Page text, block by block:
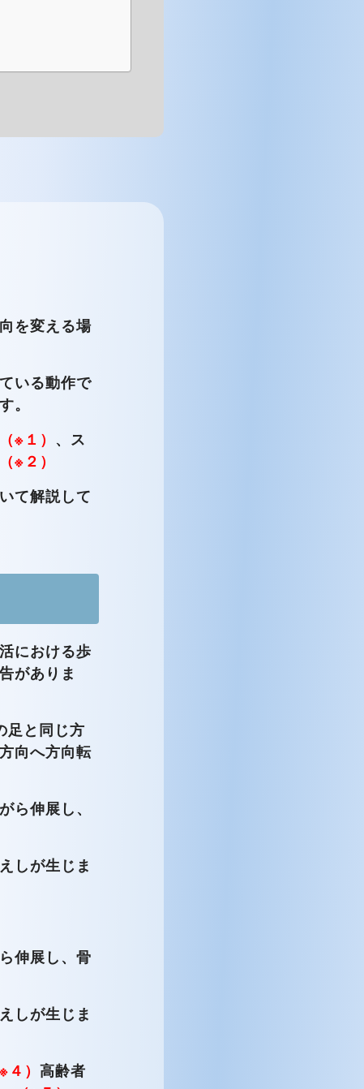
を変える場
いる動作で
。
（※１） 、ス
（※２）
て解説して
における歩
がありま
足と同じ方
向へ方向転
ら伸展し、
しが生じま
伸展し、骨
しが生じま
４） 高齢者